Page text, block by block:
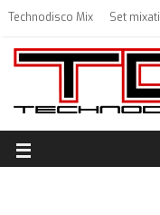
Technodisco Mix Set mixati